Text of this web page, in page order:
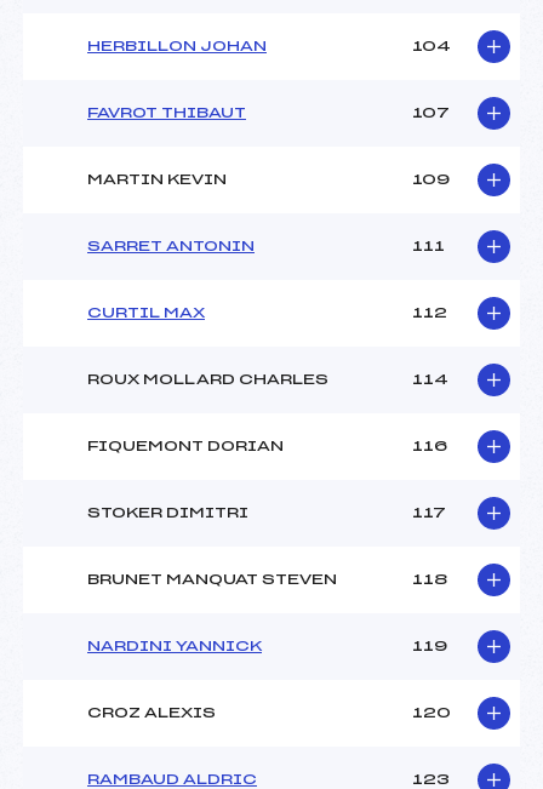
HERBILLON JOHAN 104
FAVROT THIBAUT 107
MARTIN KEVIN 109
SARRET ANTONIN 111
CURTIL MAX 112
ROUX MOLLARD CHARLES 114
FIQUEMONT DORIAN 116
STOKER DIMITRI 117
BRUNET MANQUAT STEVEN 118
NARDINI YANNICK 119
CROZ ALEXIS 120
RAMBAUD ALDRIC 123